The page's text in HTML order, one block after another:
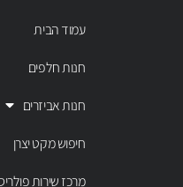
עמוד הבית
חנות חלפים
חנות אביזרים
חיפוש מקט יצרן
מרכז שירות